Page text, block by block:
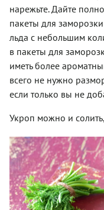
нарежьте. Дайте
пакеты для
льда с небольшим
в пакеты для
иметь более
всего не нужно
если только вы не
Укроп можно и